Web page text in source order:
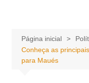
conteúdoPágina inicial
Conheça as
para Maués